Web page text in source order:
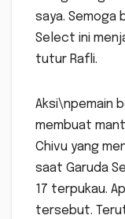
saya. Semoga
Select ini
tutur Rafli.
Aksi\npemain
membuat
Chivu yang
saat Garuda
17 terpukau.
tersebut.